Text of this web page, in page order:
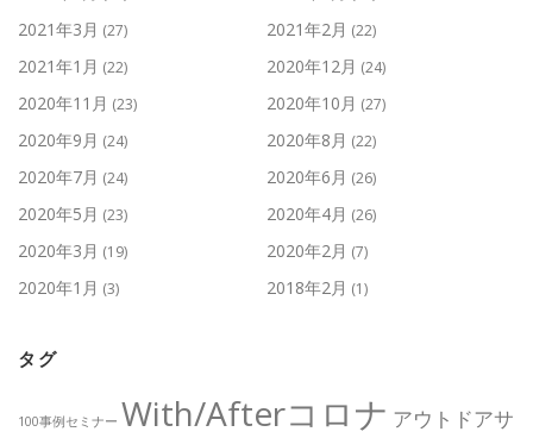
2021年3月 (27) 2021年2月 (22)
2021年1月 (22) 2020年12月 (24)
2020年11月 (23) 2020年10月 (27)
2020年9月 (24) 2020年8月 (22)
2020年7月 (24) 2020年6月 (26)
2020年5月 (23) 2020年4月 (26)
2020年3月 (19) 2020年2月 (7)
2020年1月 (3) 2018年2月 (1)
タグ
100事例セミナー With/Afterコロナ アウトドアサ